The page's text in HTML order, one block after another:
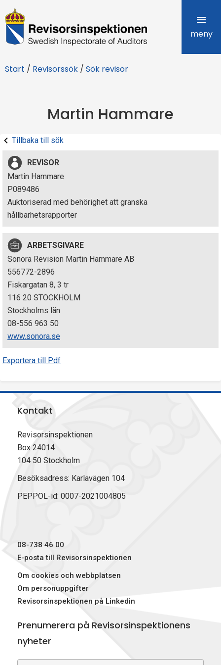
R
e
i
r
s
i
n
s
p
e
k
t
i
o
n
n
meny
Start / Revisorssök / Sök revisor
Martin Hammare
Tillbaka till sök
REVISOR
Martin Hammare
P089486
Auktoriserad med behörighet att granska
hållbarhetsrapporter
ARBETSGIVARE
Sonora Revision Martin Hammare AB
556772-2896
Fiskargatan 8, 3 tr
116 20 STOCKHOLM
Stockholms län
08-556 963 50
www.sonora.se
Exportera till Pdf
Kontakt
Revisorsinspektionen
Box 24014
104 50 Stockholm
Besöksadress: Karlavägen 104
PEPPOL-id: 0007-2021004805
08-738 46 00
E-posta till Revisorsinspektionen
Om cookies och webbplatsen
Om personuppgifter
Revisorsinspektionen på Linkedin
Prenumerera på Revisorsinspektionens
nyheter